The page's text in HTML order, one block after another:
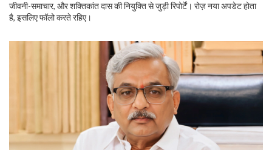
जीवनी-समाचार, और शक्तिकांत दास की नियुक्ति से जुड़ी रिपोर्टें। रोज़ नया अपडेट होता
है, इसलिए फॉलो करते रहिए।